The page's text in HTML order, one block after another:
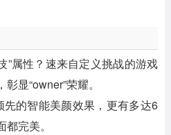
”属性？速来自定义挑战的游戏
显“owner”荣耀。
的智能美颜效果，更有多达6
完美。